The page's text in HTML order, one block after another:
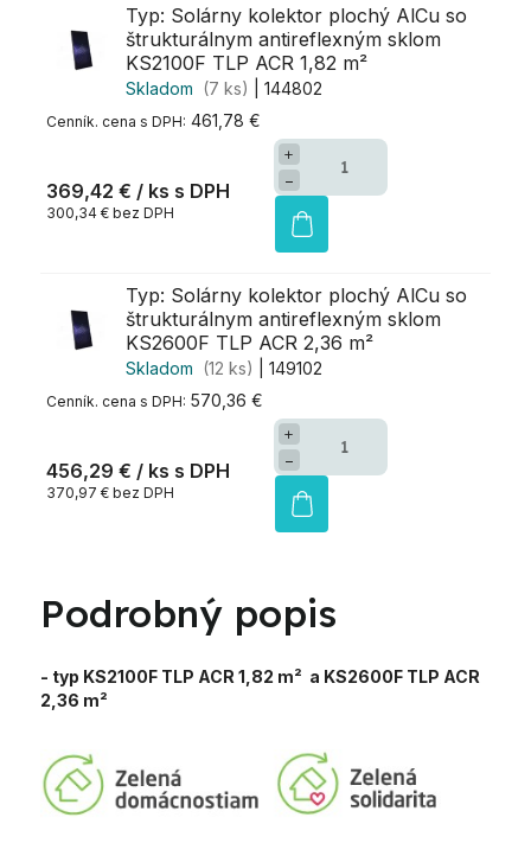
Typ: Solárny kolektor plochý AlCu so
štrukturálnym antireflexným sklom
KS2100F TLP ACR 1,82 m²
Skladom (7 ks)
| 144802
461,78 €
369,42 € / ks
300,34 € bez DPH
+
−
Typ: Solárny kolektor plochý AlCu so
štrukturálnym antireflexným sklom
KS2600F TLP ACR 2,36 m²
Skladom (12 ks)
| 149102
570,36 €
456,29 € / ks
370,97 € bez DPH
+
−
Podrobný popis
- typ KS2100F TLP ACR 1,82 m² a KS2600F TLP ACR
2,36 m²